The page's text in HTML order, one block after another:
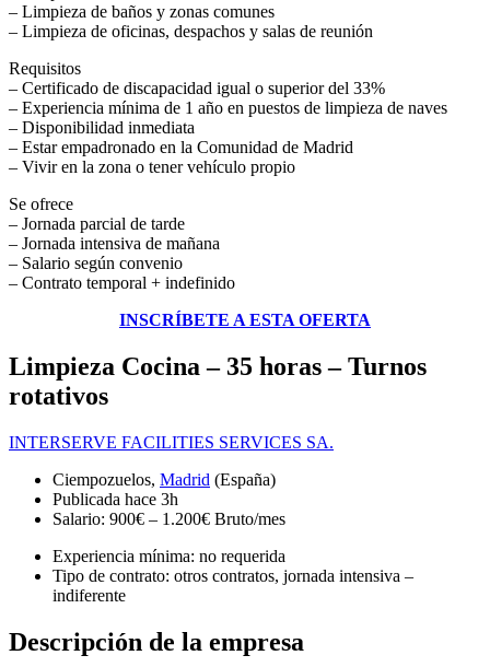
– Limpieza de baños y zonas comunes
– Limpieza de oficinas, despachos y salas de reunión
Requisitos
– Certificado de discapacidad igual o superior del 33%
– Experiencia mínima de 1 año en puestos de limpieza de naves
– Disponibilidad inmediata
– Estar empadronado en la Comunidad de Madrid
– Vivir en la zona o tener vehículo propio
Se ofrece
– Jornada parcial de tarde
– Jornada intensiva de mañana
– Salario según convenio
– Contrato temporal + indefinido
INSCRÍBETE A ESTA OFERTA
Limpieza Cocina – 35 horas – Turnos
rotativos
INTERSERVE FACILITIES SERVICES SA.
Ciempozuelos, Madrid (España)
Publicada hace 3h
Salario: 900€ – 1.200€ Bruto/mes
Experiencia mínima: no requerida
Tipo de contrato: otros contratos, jornada intensiva –
indiferente
Descripción de la empresa